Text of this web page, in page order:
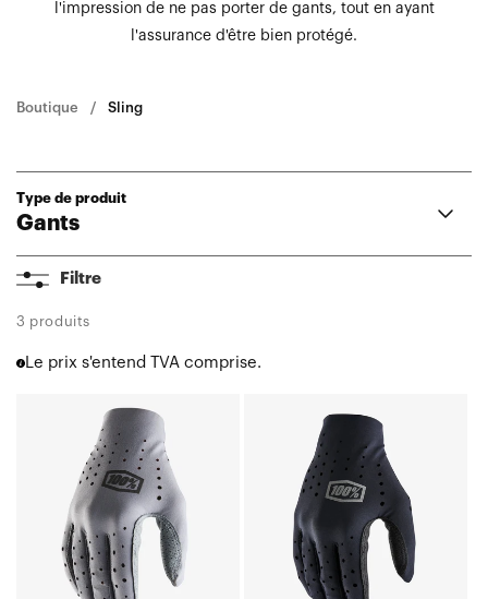
l'impression de ne pas porter de gants, tout en ayant
l'assurance d'être bien protégé.
Boutique Sling
Type de produit
Gants
Airmatic
Langdale
Brisker Xtreme
Cognito
Geomatic
Filtre
3 produits
Le prix s'entend TVA comprise.